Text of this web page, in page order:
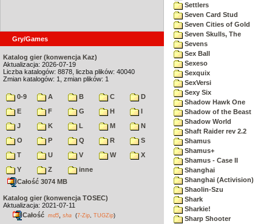
Gry/Games
Katalog gier (konwencja Kaz)
Aktualizacja: 2026-07-19
Liczba katalogów: 8878, liczba plików: 40040
Zmian katalogów: 1, zmian plików: 1
0-9 A B C
D
E
F G H
I
J
K L M
N
O
P Q R
S
T
U V W
X
Y
Z
inne
Całość 3074 MB
Katalog gier (konwencja TOSEC)
Aktualizacja: 2021-07-11
Całość md5 sha (7-Zip TUGZip)
Settlers
Seven Card Stud
Seven Cities of Gold
Seven Skulls, The
Sevens
Sex Ball
Sexeso
Sexquix
SexVersi
Sexy Six
Shadow Hawk One
Shadow of the Beast
Shadow World
Shaft Raider rev 2.2
Shamus
Shamus+
Shamus - Case II
Shanghai
Shanghai (Activision)
Shaolin-Szu
Shark
Sharkie!
Sharp Shooter